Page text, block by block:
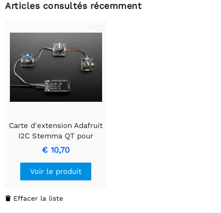
Articles consultés récemment
Carte d'extension Adafruit
I2C Stemma QT pour
encodeur rotatif avec
NeoPixel
€ 10,70
Voir le produit
 Effacer la liste